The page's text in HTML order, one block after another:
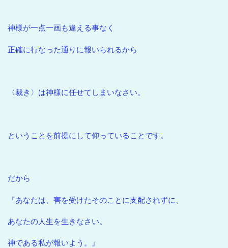
神様が一点一画も違える事なく
正確に行なった通りに報いられるから
〈裁き〉は神様に任せてしまいなさい。
ということを前提にして仰っていることです。
だから
『あなたは、害を受けたそのことに支配されずに、
あなたの人生を生きなさい。
神である私が報いよう。』